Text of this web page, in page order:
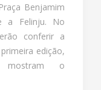
Benjamim
a Felinju. No
conferir a
edição,
o